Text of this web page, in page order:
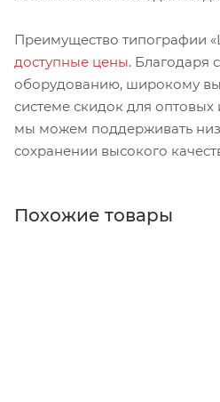
Преимущество типографии
доступные цены. Благодаря
оборудованию, широкому
системе скидок для
мы можем поддерживать
сохранении высокого
Похожие товары